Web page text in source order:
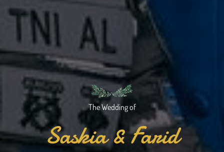
Saskia &
Farid
The Wedding of
Saskia & Farid